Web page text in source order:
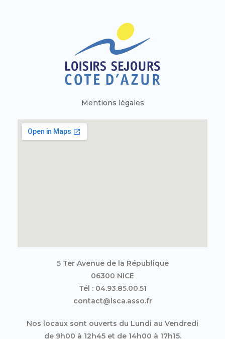
Mentions légales
5 Ter Avenue de la République
06300 NICE
Tél : 04.93.85.00.51
contact@lsca.asso.fr
Nos locaux sont ouverts du Lundi au Vendredi
de 9h00 à 12h45 et de 14h00 à 17h15.